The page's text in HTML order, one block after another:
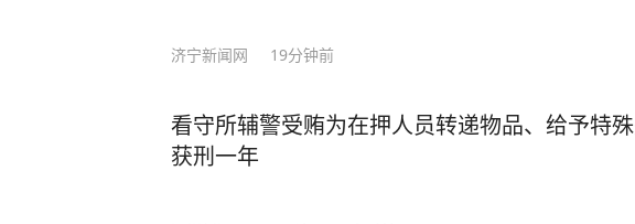
济宁新闻网 19分钟前
看守所辅警受贿为在押人员转递物品、给予特殊
获刑一年